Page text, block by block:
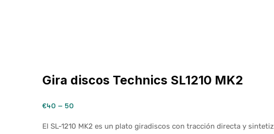
Gira discos Technics SL1210 MK2
€40 – 50
El SL-1210 MK2 es un plato giradiscos con tracción directa y